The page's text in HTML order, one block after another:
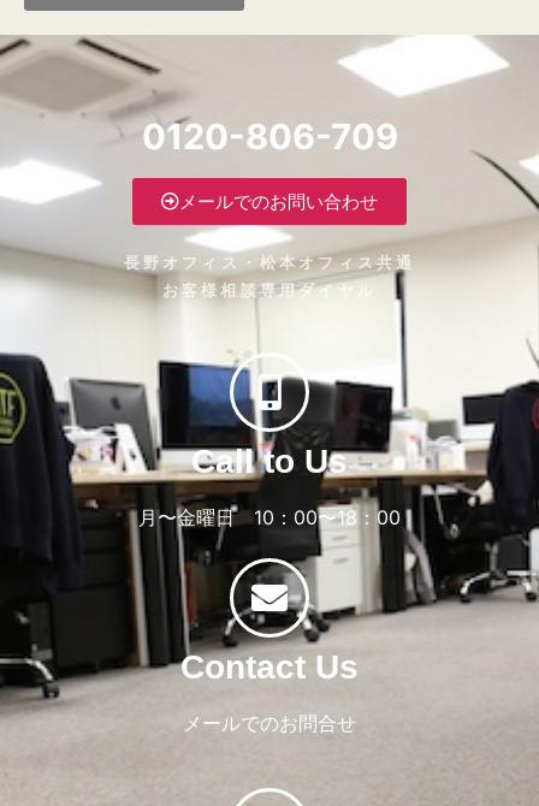
0120-806-709
メールでのお問い合わせ
長野オフィス・松本オフィス共通
お客様相談専用ダイヤル
Call to Us
月〜金曜日 10：00〜18：00
Contact Us
メールでのお問合せ